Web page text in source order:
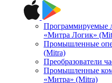
Программируемые
«Митра Логик»
Промышленные
(Mitra)
Преобразователи
Промышленные
«Митра» (Mitra)